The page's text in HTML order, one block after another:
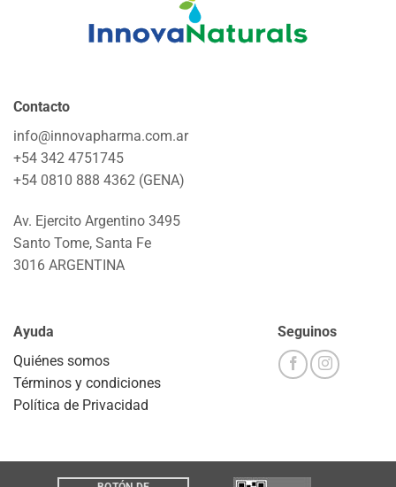
Contacto
info@innovapharma.com.ar
+54 342 4751745
+54 0810 888 4362 (GENA)
Av. Ejercito Argentino 3495
Santo Tome, Santa Fe
3016 ARGENTINA
Ayuda
Quiénes somos
Términos y condiciones
Política de Privacidad
Seguinos